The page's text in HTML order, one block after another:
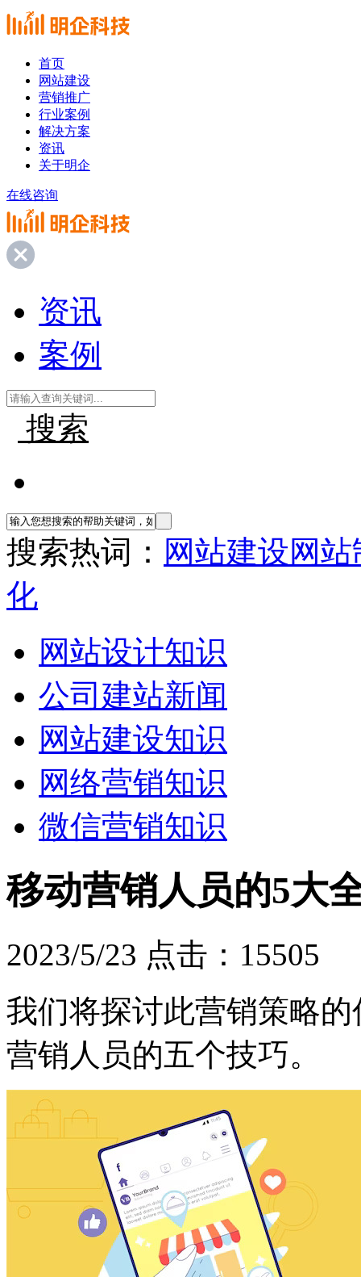
首页
网站建设
营销推广
行业案例
解决方案
资讯
关于明企
在线咨询
资讯
案例
搜索
搜索热词： 网站建设网
化
网站设计知识
公司建站新闻
网站建设知识
网络营销知识
微信营销知识
移动营销人员的5大
2023/5/23 点击：15505
我们将探讨此营销策略
营销人员的五个技巧。